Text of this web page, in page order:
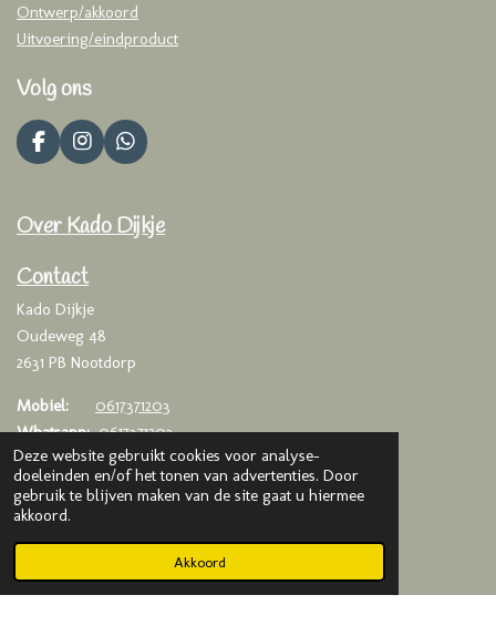
Deze website gebruikt cookies voor analyse-
doeleinden en/of het tonen van advertenties. Door
gebruik te blijven maken van de site gaat u hiermee
akkoord.
Akkoord
Ontwerp/akkoord
Uitvoering/eindproduct
Volg ons
F
a
b
o
k
I
n
a
r
a
m
W
h
s
Over Kado Dijkje
Contact
Kado Dijkje
Oudeweg 48
2631 PB Nootdorp
Mobiel:
0617371203
Whatsapp:0617371203
Email:
info@kadodijkje.nl
KVK: 75993376